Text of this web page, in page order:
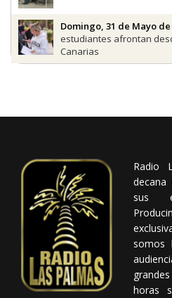
Domingo, 31 de Mayo de
estudiantes afrontan
Canarias
Radio
decana
sus
somos
horas